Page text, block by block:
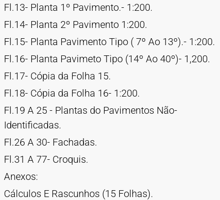
Fl.13- Planta 1º Pavimento.- 1:200.
Fl.14- Planta 2º Pavimento 1:200.
Fl.15- Planta Pavimento Tipo ( 7º Ao 13º).- 1:200.
Fl.16- Planta Pavimeto Tipo (14º Ao 40º)- 1,200.
Fl.17- Cópia da Folha 15.
Fl.18- Cópia da Folha 16- 1:200.
Fl.19 A 25 - Plantas do Pavimentos Não-
Identificadas.
Fl.26 A 30- Fachadas.
Fl.31 A 77- Croquis.
Anexos:
Cálculos E Rascunhos (15 Folhas).